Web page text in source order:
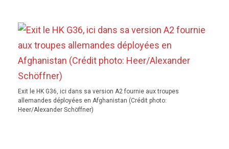
Exit le HK G36, ici dans sa version A2 fournie aux troupes
allemandes déployées en Afghanistan (Crédit photo:
Heer/Alexander Schöffner)